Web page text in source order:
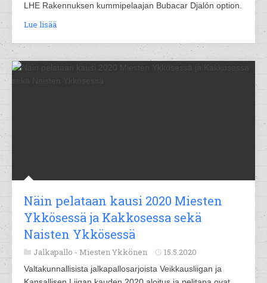
LHE Rakennuksen kummipelaajan Bubacar Djalón option.
Lue lisää
Näin pelataan kausi 2020 Miesten
Ykkösessä ja Kakkosessa sekä
Naisten Ykkösessä
Jalkapallo - Miesten Ykkönen 15.5.2020
Valtakunnallisista jalkapallosarjoista Veikkausliigan ja